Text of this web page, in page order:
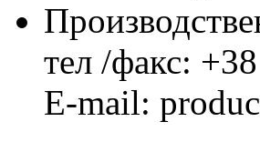
тел /факс:
E-mail: